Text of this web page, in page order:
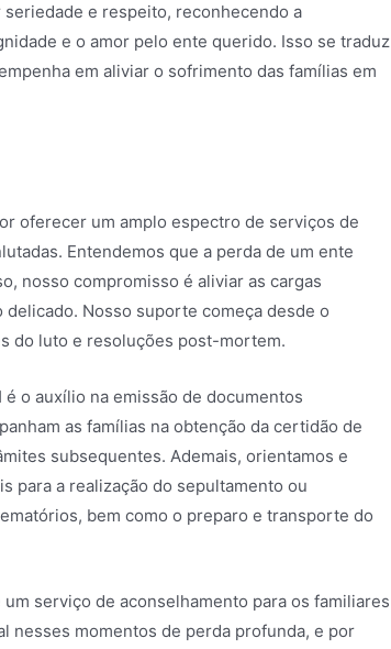
e respeito, reconhecendo a
e o amor pelo ente querido. Isso se traduz
em aliviar o sofrimento das famílias em
oferecer um amplo espectro de serviços de
Entendemos que a perda de um ente
nosso compromisso é aliviar as cargas
Nosso suporte começa desde o
do luto e resoluções post-mortem.
o auxílio na emissão de documentos
as famílias na obtenção da certidão de
subsequentes. Ademais, orientamos e
para a realização do sepultamento ou
bem como o preparo e transporte do
serviço de aconselhamento para os familiares
nesses momentos de perda profunda, e por